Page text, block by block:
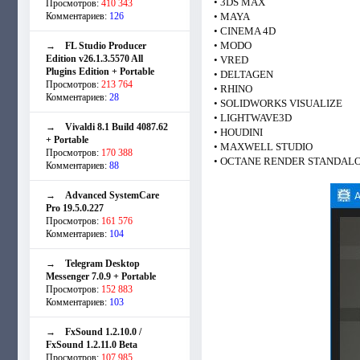
Просмотров: 410 343
Комментариев: 126
→ FL Studio Producer
Edition v26.1.3.5570 All
Plugins Edition + Portable
Просмотров: 213 764
Комментариев: 28
→ Vivaldi 8.1 Build 4087.62
+ Portable
Просмотров: 170 388
Комментариев: 88
→ Advanced SystemCare
Pro 19.5.0.227
Просмотров: 161 576
Комментариев: 104
→ Telegram Desktop
Messenger 7.0.9 + Portable
Просмотров: 152 883
Комментариев: 103
→ FxSound 1.2.10.0 /
FxSound 1.2.11.0 Beta
Просмотров: 107 985
• MAYA
• CINEMA 4D
• MODO
• VRED
• DELTAGEN
• RHINO
• SOLIDWORKS VISUALIZE
• LIGHTWAVE3D
• HOUDINI
• MAXWELL STUDIO
• OCTANE RENDER